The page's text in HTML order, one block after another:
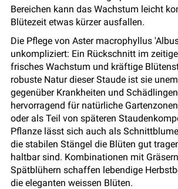
Bereichen kann das Wachstum leicht
Blütezeit etwas kürzer ausfallen.
Die Pflege von Aster macrophyllus
unkompliziert: Ein Rückschnitt im
frisches Wachstum und kräftige
robuste Natur dieser Staude ist sie
gegenüber Krankheiten und
hervorragend für natürliche
oder als Teil von späteren
Pflanze lässt sich auch als
die stabilen Stängel die Blüten gut
haltbar sind. Kombinationen mit
Spätblühern schaffen lebendige
die eleganten weissen Blüten.